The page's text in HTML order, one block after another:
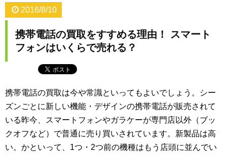
2016/8/10
携帯電話の買取をすすめる理由！ スマート
フォンはいくらで売れる？
携帯電話の買取は今や常識といってもよいでしょう。シー
ズンごとに新しい機能・デザインの携帯電話が販売されて
いる昨今、スマートフォンやガラケーが専門店以外（ブッ
クオフなど）で普通に売り買いされています。新製品は高
い。かといって、1つ・2つ前の機種はもう店頭に並んでい